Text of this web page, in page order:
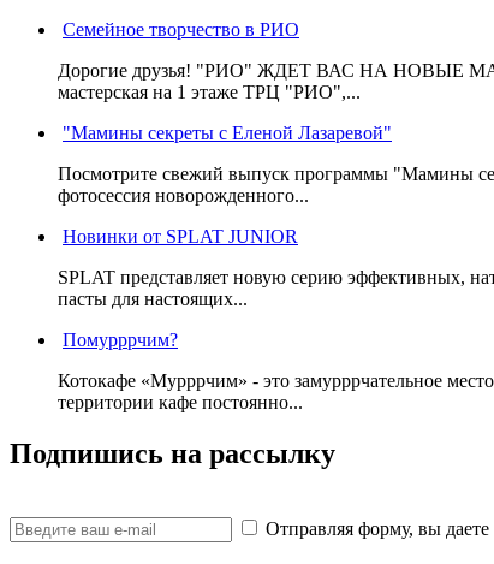
Семейное творчество в РИО
Дорогие друзья! "РИО" ЖДЕТ ВАС НА НОВЫЕ
мастерская на 1 этаже ТРЦ "РИО",...
"Мамины секреты с Еленой Лазаревой"
Посмотрите свежий выпуск программы "Мамины
фотосессия новорожденного...
Новинки от SPLAT JUNIOR
SPLAT представляет новую серию эффективных,
пасты для настоящих...
Помурррчим?
Котокафе «Мурррчим» - это замурррчательное
территории кафе постоянно...
Подпишись на рассылку
Отправляя форму, вы